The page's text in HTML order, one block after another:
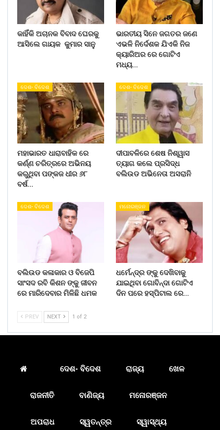
କାହିଁକି ଅଚାନକ ବିବାଦ ଘେରକୁ
ଆସିଲେ ଗାୟକ କୁମାର ସାନୁ
ଭାରତୀୟ ସିନେ ଜଗତର ଜଣେ
ଏଭଳି ନିର୍ଦେଶକ ଯିଏକି ନିଜ
କ୍ୟାରିଅର ରେ ଗୋଟିଏ
ମଧ୍ୟ…
ଦେଶ- ବିଦେଶ
ମହାଭାରତ ଧାରାବାହିକ ରେ
କର୍ଣ୍ଣ ଚରିତ୍ରରେ ଅଭିନୟ
କରୁଥିବା ପଙ୍କଜ ଧୀର ୬୮
ବର୍ଷ…
ଦେଶ- ବିଦେଶ
ଦୀପାବଳିରେ ଶେଷ ନିଶ୍ୱାସ
ତ୍ୟାଗ କଲେ ପ୍ରସିଦ୍ଧ
ବଲିଉଡ ଅଭିନେତା ଅସରାନି
ଦେଶ- ବିଦେଶ
ବଲିଉଡ କଳାକାର ଓ ବିଜେପି
ସାଂସଦ ରବି କିଶନ ଙ୍କୁ ଜୀବନ
ରେ ମାରିଦେବାର ମିଳିଛି ଧମକ
ମନୋରଞ୍ଜନ
ଧର୍ମେନ୍ଦ୍ର ଙ୍କୁ ଦେଖିବାକୁ
ଯାଇଥିବା ଗୋବିନ୍ଦା ଗୋଟିଏ
ଦିନ ପରେ ହସ୍ପିଟାଲ ରେ…
PREV NEXT 1 of 2
ଦେଶ- ବିଦେଶ ରାଜ୍ୟ ଖେଳ
ରାଜନୀତି ବାଣିଜ୍ୟ ମନୋରଞ୍ଜନ
ଅପରାଧ ସ୍ୱତନ୍ତ୍ର ସ୍ୱାସ୍ଥ୍ୟ